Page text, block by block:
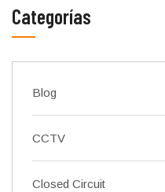
Categorías
Blog
CCTV
Closed Circuit